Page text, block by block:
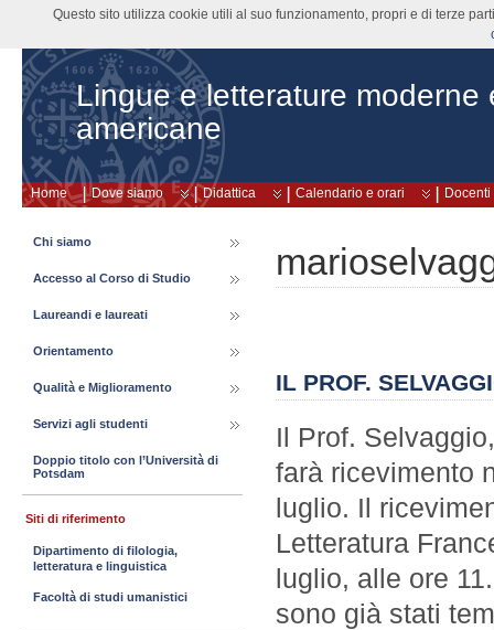
Lingue e letterature moderne
americane
Home Dove siamo Didattica Calendario e orari Docenti
IL PROF.
Il Prof.
farà ricevimento
luglio. Il
Letteratura
luglio, alle ore
sono già stati
Chi siamo
Accesso al Corso di Studio
Laureandi e laureati
Orientamento
Qualità e Miglioramento
Servizi agli studenti
Doppio titolo con l’Università di
Potsdam
Siti di riferimento
Dipartimento di filologia,
letteratura e linguistica
Facoltà di studi umanistici
Questo sito utilizza cookie utili al suo funzionamento, propri e di terze